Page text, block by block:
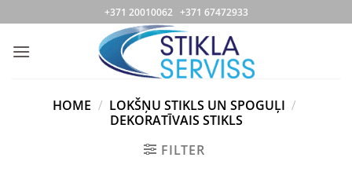
to
content
+371 20010062 +371 67472933
HOME / LOKŠŅU STIKLS UN SPOGUĻI /
DEKORATĪVAIS STIKLS
FILTER